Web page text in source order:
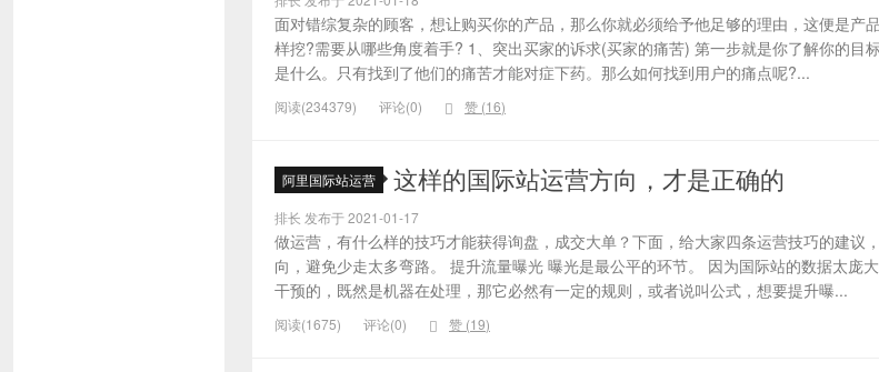
面对错综复杂的顾客，想让购买你的产品，那么你就必须给予他足够的理由，这便是产
样挖?需要从哪些角度着手? 1、突出买家的诉求(买家的痛苦) 第一步就是你了解你的目
是什么。只有找到了他们的痛苦才能对症下药。那么如何找到用户的痛点呢?...
阅读(234379) 评论(0) 赞 (16)
阿里国际站运营 这样的国际站运营方向，才是正确的
排长 发布于 2021-01-17
做运营，有什么样的技巧才能获得询盘，成交大单？下面，给大家四条运营技巧的建议
向，避免少走太多弯路。 提升流量曝光 曝光是最公平的环节。 因为国际站的数据太庞
干预的，既然是机器在处理，那它必然有一定的规则，或者说叫公式，想要提升曝...
阅读(1675) 评论(0) 赞 (19)